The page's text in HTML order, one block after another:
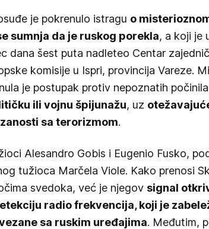
je pokrenulo istragu o
sumnja da je ruskog porekla, a koji je
dana šest puta nadleteo Centar
komisije u Ispri, provincija Vareze.
je postupak protiv nepoznatih
ili vojnu špijunažu, uz
sa terorizmom.
Alesandro Gobis i Eugenio Fusko,
tužioca Marčela Viole. Kako prenosi
svedoka, već je njegov signal
radio frekvencija, koji je
sa ruskim uređajima. Međutim,